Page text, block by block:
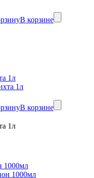
В корзине
1л
В корзине
1л
1000мл